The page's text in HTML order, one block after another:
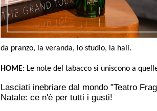
da pranzo, la veranda, lo studio, la hall.
HOME: Le note del tabacco si uniscono a
Lasciati inebriare dal mondo "Teatro
Natale: ce n'è per tutti i gusti!